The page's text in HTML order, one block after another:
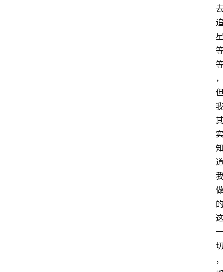
去
追
星
等
等
，
但
我
其
实
知
道
我
做
的
这
一
切
，